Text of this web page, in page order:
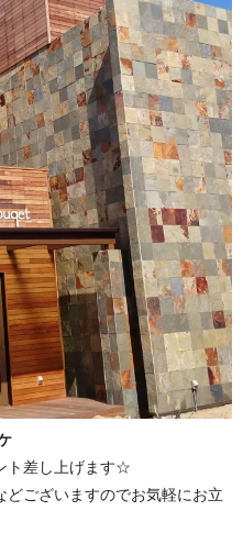
ト差し上げます☆
ございますのでお気軽にお立